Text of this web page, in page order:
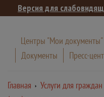
Версия для
Центры "Мои документы"
Документы
Пресс-
Главная Услуги для граждан